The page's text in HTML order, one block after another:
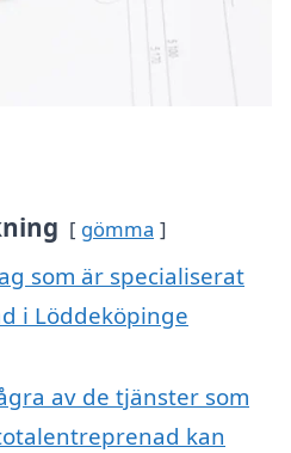
gömma
som är specialiserat
i Löddeköpinge
av de tjänster som
kan